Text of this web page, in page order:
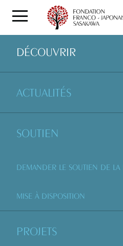
DÉCOUVRIR
ACTUALITÉS
SOUTIEN
DEMANDER LE SOUTIEN DE LA
MISE À DISPOSITION
PROJETS